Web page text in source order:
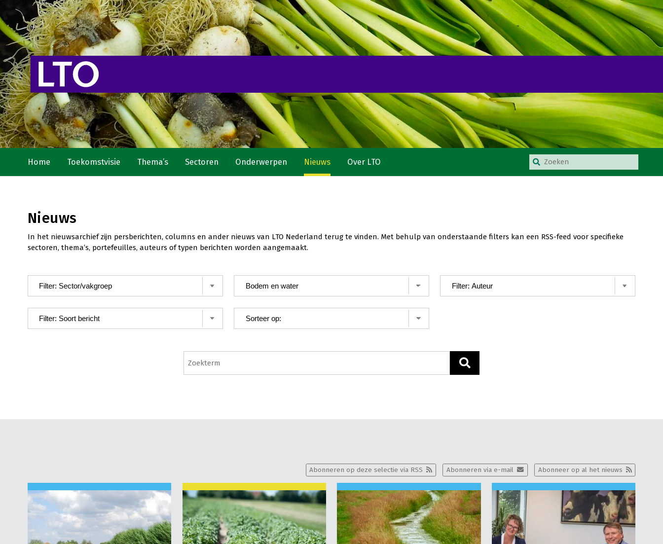
Home Toekomstvisie Thema’s Sectoren Onderwerpen Nieuws Over LTO
Nieuws
In het nieuwsarchief zijn persberichten, columns en ander nieuws van LTO Nederland terug te vinden. Met behulp van onderstaande filters kan een RSS-feed voor specifieke
sectoren, thema’s, portefeuilles, auteurs of typen berichten worden aangemaakt.
Abonneer op al het nieuws
Abonneren via e-mail
Abonneren op deze selectie via RSS